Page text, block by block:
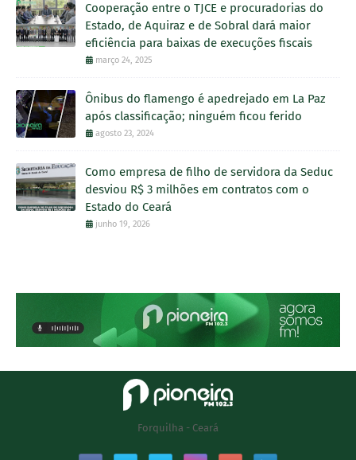
Cooperação entre o TJCE e procuradorias do
Estado, de Aquiraz e de Sobral dará maior
eficiência para baixas de execuções fiscais
março 24, 2025
Ônibus do flamengo é apedrejado em La Paz
após classificação; ninguém ficou ferido
agosto 23, 2024
Como empresa de filho de servidora da Seduc
desviou R$ 3 milhões em contratos com o
Estado do Ceará
junho 19, 2026
Forquilha - Ceará